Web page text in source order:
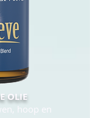
OLIE
hoop en